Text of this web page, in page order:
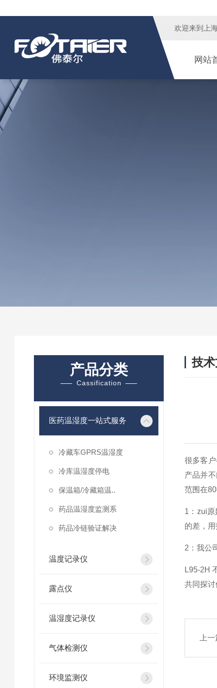
欢迎来到 上
网站
产品分类
Cassification
医药温湿度一站式服务
冷藏车GPRS温湿度
冷库温湿度停电
保温箱/冷藏箱温..
药品温湿度监测系
药品冷链验证解决
温度记录仪
露点仪
温湿度记录仪
气体检测仪
环境监测仪
技
很多客
产品并
范围在
1：zui
的差，
2：我公
L95-2H
共同探
上